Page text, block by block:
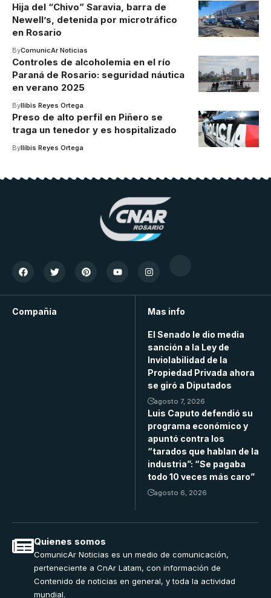
Hija del “Chivo” Saravia, barra de
Newell’s, detenida por microtráfico
en Rosario
ByComunicAr Noticias
Controles de alcoholemia en el río
Paraná de Rosario: seguridad náutica
en verano 2025
ByIlibis Reyes Ortega
Preso de alto perfil en Piñero se
traga un tenedor y es hospitalizado
ByIlibis Reyes Ortega
Compañía Mas info
El Senado le dio media
sanción a la Ley de
Inviolabilidad de la
Propiedad Privada ahora
se giró a Diputados
agosto 7, 2026
Luis Caputo defendió su
programa económico y
apuntó contra los
“tarados que hablan de la
industria”: “Se pagaba
todo 10 veces más caro”
agosto 6, 2026
Quienes somos
ComunicAr Noticias es un medio de comunicación,
perteneciente a CnAr Latam, con información de
Contenido de noticias en general, y toda la actividad
mundial.